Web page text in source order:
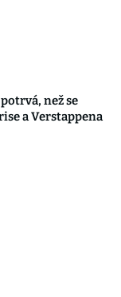
než se
a Verstappena